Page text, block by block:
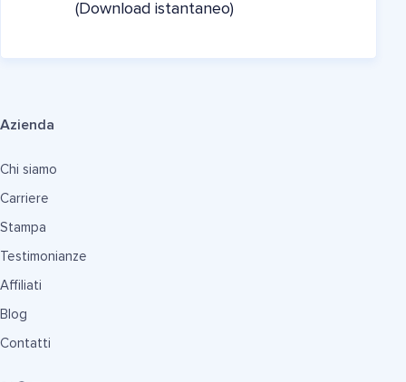
(Download istantaneo)
Azienda
Chi siamo
Carriere
Stampa
Testimonianze
Affiliati
Blog
Contatti